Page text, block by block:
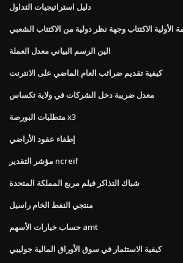
دليل استراتيجيات التداول
الأولية الاكتتاب وجهة نظر دولية من الاكتتاب الشعبي
الين الرسم البياني معدل العملة
كيفية تقديم ضرائب العام الماضي على الانترنت
معدل ضريبة دخل الشركات في ولاية تكساس
متطلبات البورصة x3
إطفاء عقود الأراضي
مؤشر التقدير ncreif
شباك التذاكر فيلم مربع المملكة المتحدة
منتجي النفط الخام راسيل
حساب خيارات الأسهم amt
كيفية الاستثمار في سوق الأوراق المالية جوليبي